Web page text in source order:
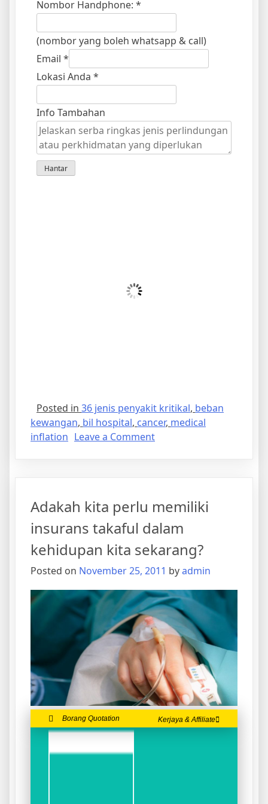
Nombor Handphone: *
(nombor yang boleh whatsapp & call)
Email *
Lokasi Anda *
hibah
of
budget:
Info Tambahan
Hantar
Posted in 36 jenis penyakit kritikal, beban
kewangan, bil hospital, cancer, medical
inflation Leave a Comment
Adakah kita perlu memiliki
insurans takaful dalam
kehidupan kita sekarang?
Posted on November 25, 2011 byadmin
Borang Quotation Kerjaya & Affiliate